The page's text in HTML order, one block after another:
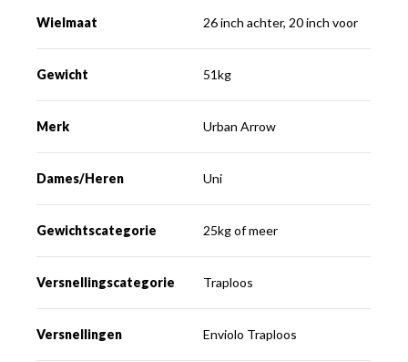
Wielmaat 26 inch achter, 20 inch voor
Gewicht 51kg
Merk Urban Arrow
Dames/Heren Uni
Gewichtscategorie 25kg of meer
Versnellingscategorie Traploos
Versnellingen Enviolo Traploos